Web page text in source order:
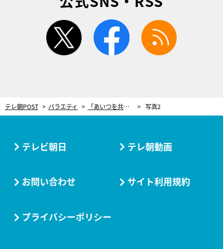
twitter facebook
テレ朝POST バラエティ 「あいつを共演NGにしてくれ！」上田晋也、ゲストの発言に怒り爆発！収録中に本気の“絶縁宣言” 写真2
テレビ朝日 テレ朝動画
お問い合わせ サイト利用規約
プライバシーポリシー